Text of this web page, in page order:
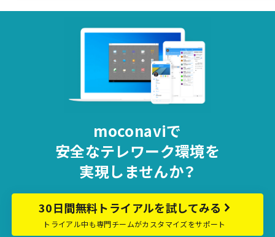
moconaviで
安全なテレワーク環境を
実現しませんか？
30日間無料トライアルを試してみる
トライアル中も専門チームがカスタマイズをサポート